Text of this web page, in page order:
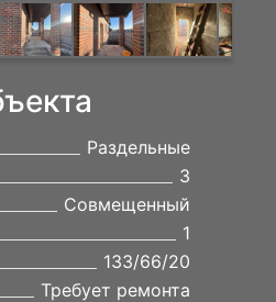
Раздельные
3
Совмещенный
1
133/66/20
Требует ремонта